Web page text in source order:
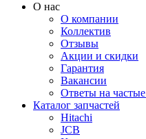
О нас
О компании
Коллектив
Отзывы
Акции и скидки
Гарантия
Вакансии
Ответы на
Каталог запчастей
Hitachi
JCB